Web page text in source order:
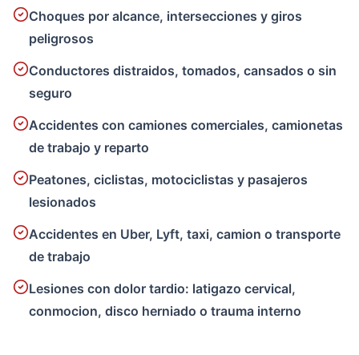
Choques por alcance, intersecciones y giros
peligrosos
Conductores distraidos, tomados, cansados o sin
seguro
Accidentes con camiones comerciales, camionetas
de trabajo y reparto
Peatones, ciclistas, motociclistas y pasajeros
lesionados
Accidentes en Uber, Lyft, taxi, camion o transporte
de trabajo
Lesiones con dolor tardio: latigazo cervical,
conmocion, disco herniado o trauma interno